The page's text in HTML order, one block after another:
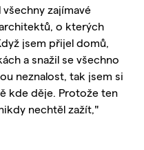
zajímavé
o kterých
jsem přijel domů,
a snažil se všechno
neznalost, tak jsem si
kde děje. Protože ten
nechtěl zažít,"